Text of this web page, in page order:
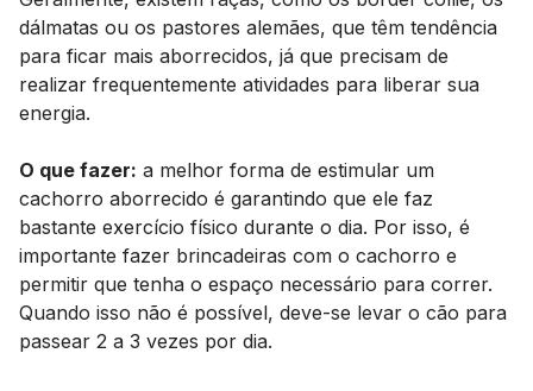
dálmatas ou os pastores alemães, que têm tendência
para ficar mais aborrecidos, já que precisam de
realizar frequentemente atividades para liberar sua
energia.
O que fazer: a melhor forma de estimular um
cachorro aborrecido é garantindo que ele faz
bastante exercício físico durante o dia. Por isso, é
importante fazer brincadeiras com o cachorro e
permitir que tenha o espaço necessário para correr.
Quando isso não é possível, deve-se levar o cão para
passear 2 a 3 vezes por dia.